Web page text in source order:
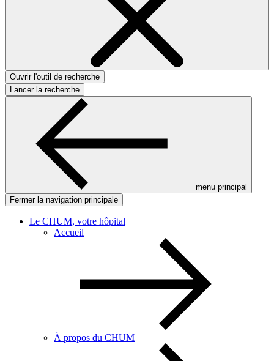
Ouvrir l'outil de recherche
Lancer la recherche
menu principal
Fermer la navigation principale
Le CHUM, votre hôpital
Accueil
À propos du CHUM